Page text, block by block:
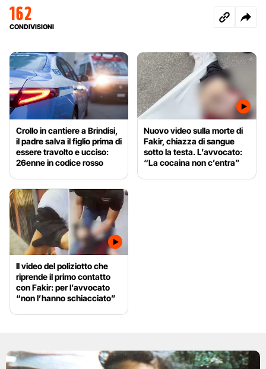
162
CONDIVISIONI
Crollo in cantiere a Brindisi,
il padre salva il figlio prima di
essere travolto e ucciso:
26enne in codice rosso
Nuovo video sulla morte di
Fakir, chiazza di sangue
sotto la testa. L’avvocato:
“La cocaina non c’entra”
Il video del poliziotto che
riprende il primo contatto
con Fakir: per l’avvocato
“non l’hanno schiacciato”